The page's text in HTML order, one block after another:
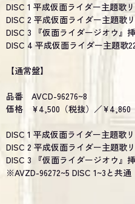
DISC 1 平成仮面ライダー主題歌
DISC 2 平成仮面ライダー主題歌
DISC 3 『仮面ライダージオウ』
DISC 4 平成仮面ライダー主題歌
【通常盤】
品番 AVCD-96276~8
価格 ¥4,500（税抜）／¥4,860
DISC 1 平成仮面ライダー主題歌
DISC 2 平成仮面ライダー主題歌
DISC 3 『仮面ライダージオウ』
※AVZD-96272~5 DISC 1~3と共通